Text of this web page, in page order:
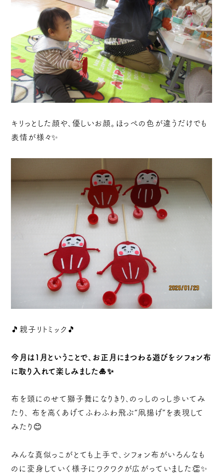
キリっとした顔や、優しいお顔。ほっぺの色が違うだけでも
表情が様々✨
🎵親子リトミック🎵
今月は１月ということで、お正月にまつわる遊びをシフォン布
に取り入れて楽しみました🎍✨
布を頭にのせて獅子舞になりきり、のっしのっし歩いてみ
たり、 布を高くあげてふわふわ飛ぶ“凧揚げ”を表現して
みたり😊
みんな真似っこがとても上手で、シフォン布がいろんなも
のに変身していく様子にワクワクが広がっていました👏✨